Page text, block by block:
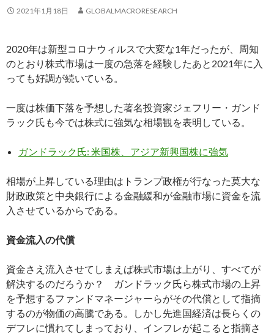
2021年1月18日 GLOBALMACRORESEARCH
2020年は新型コロナウィルスで大変な1年だったが、周知
のとおり株式市場は一度の急落を経験したあと2021年に入
っても好調が続いている。
一度は株価下落を予想した著名投資家ジェフリー・ガンド
ラック氏も今では株式に強気な相場観を表明している。
ガンドラック氏: 米国株、アジア新興国株に強気
相場が上昇している理由はトランプ政権が行なった莫大な
財政政策と中央銀行による金融緩和が金融市場に資金を流
入させているからである。
資金流入の代償
資金さえ流入させてしまえば株式市場は上がり、すべてが
解決するのだろうか？ ガンドラック氏ら株式市場の上昇
を予想するファンドマネージャーらがその代償として指摘
するのが物価の高騰である。しかし先進国経済は長らくの
デフレに慣れてしまっており、インフレが起こると指摘さ